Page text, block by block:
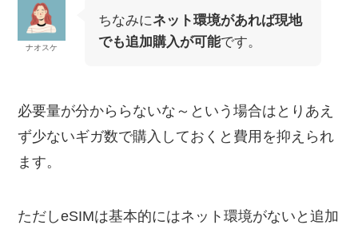
ナオスケ
ちなみにネット環境があれば現地
でも追加購入が可能です。
必要量が分かららないな～という場合はとりあえ
ず少ないギガ数で購入しておくと費用を抑えられ
ます。
ただしeSIMは基本的にはネット環境がないと追加